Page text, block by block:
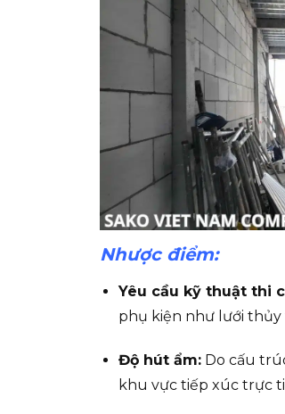
Nhược điểm:
Yêu cầu kỹ thuật thi
phụ kiện như lưới thủy
Độ hút ẩm:Do cấu
khu vực tiếp xúc trực